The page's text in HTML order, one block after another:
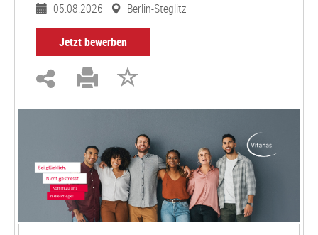
05.08.2026
Berlin-Steglitz
Jetzt bewerben